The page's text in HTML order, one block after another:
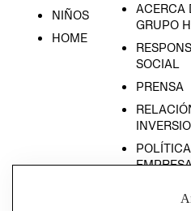
NIÑOS
HOME
ACERCA
GRUPO
SOCIAL
PRENSA
POLÍTICA